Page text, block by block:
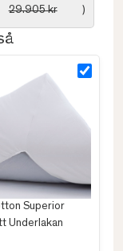
29.905 kr )
Superior
Underlakan